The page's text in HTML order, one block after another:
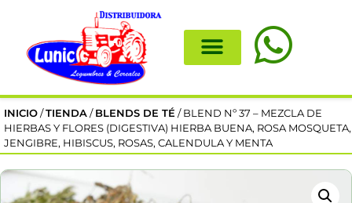
INICIO /TIENDA / BLENDS DE TÉ / BLEND Nº 37 – MEZCLA DE
HIERBAS Y FLORES (DIGESTIVA) HIERBA BUENA, ROSA MOSQUETA,
JENGIBRE, HIBISCUS, ROSAS, CALENDULA Y MENTA